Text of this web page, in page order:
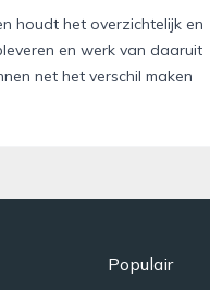
houdt het overzichtelijk en
en werk van daaruit
net het verschil maken
Populair